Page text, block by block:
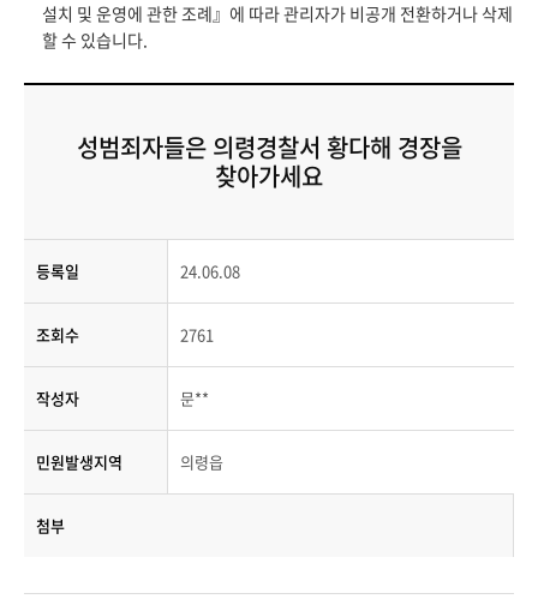
설치 및 운영에 관한 조례』에 따라 관리자가 비공개 전환하거나 삭제
할 수 있습니다.
성범죄자들은 의령경찰서 황다해 경장을
찾아가세요
등록일 24.06.08
조회수 2761
작성자 문**
민원발생지역 의령읍
첨부